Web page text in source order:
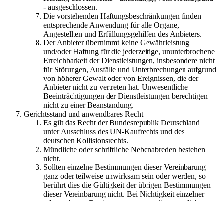
- ausgeschlossen.
Die vorstehenden Haftungsbeschränkungen finden
entsprechende Anwendung für alle Organe,
Angestellten und Erfüllungsgehilfen des Anbieters.
Der Anbieter übernimmt keine Gewährleistung
und/oder Haftung für die jederzeitige, ununterbrochene
Erreichbarkeit der Dienstleistungen, insbesondere nicht
für Störungen, Ausfälle und Unterbrechungen aufgrund
von höherer Gewalt oder von Ereignissen, die der
Anbieter nicht zu vertreten hat. Unwesentliche
Beeinträchtigungen der Dienstleistungen berechtigen
nicht zu einer Beanstandung.
Gerichtsstand und anwendbares Recht
Es gilt das Recht der Bundesrepublik Deutschland
unter Ausschluss des UN-Kaufrechts und des
deutschen Kollisionsrechts.
Mündliche oder schriftliche Nebenabreden bestehen
nicht.
Sollten einzelne Bestimmungen dieser Vereinbarung
ganz oder teilweise unwirksam sein oder werden, so
berührt dies die Gültigkeit der übrigen Bestimmungen
dieser Vereinbarung nicht. Bei Nichtigkeit einzelner